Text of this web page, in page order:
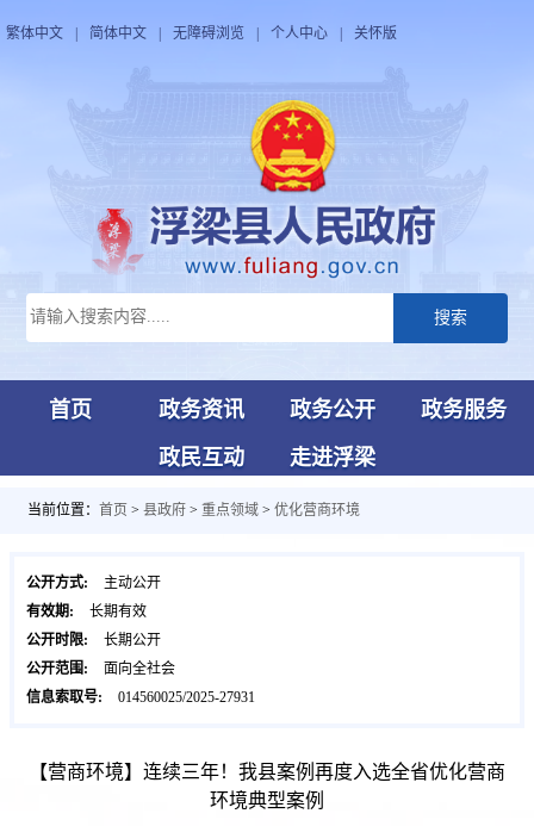
繁体中文 简体中文 无障碍浏览 个人中心 关怀版
搜索
首页 政务资讯 政务公开
政务服务
政民互动
走进浮梁
当前位置： 首页 > 县政府 > 重点领域 > 优化营商环境
公开方式:
主动公开
有效期:
长期有效
公开时限:
长期公开
公开范围:
面向全社会
信息索取号:
014560025/2025-27931
【营商环境】连续三年！我县案例再度入选全省优化营商
环境典型案例